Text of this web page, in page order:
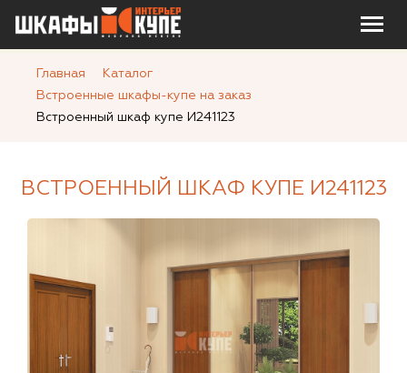
Главная
Каталог
Встроенные шкафы-купе на заказ
Встроенный шкаф купе И241123
ВСТРОЕННЫЙ ШКАФ КУПЕ И241123